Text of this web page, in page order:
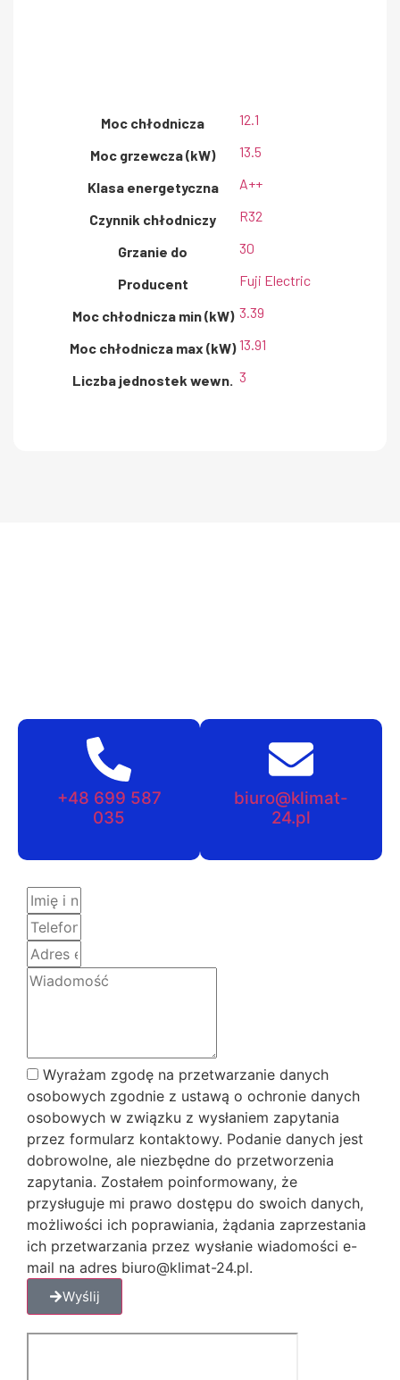
Moc chłodnicza 12.1
Moc grzewcza (kW) 13.5
Klasa energetyczna A++
Czynnik chłodniczy R32
Grzanie do 30
Producent Fuji Electric
Moc chłodnicza min (kW) 3.39
Moc chłodnicza max (kW) 13.91
Liczba jednostek wewn. 3
+48 699 587
035
biuro@klimat-
24.pl
Wyrażam zgodę na przetwarzanie danych
osobowych zgodnie z ustawą o ochronie danych
osobowych w związku z wysłaniem zapytania
przez formularz kontaktowy. Podanie danych jest
dobrowolne, ale niezbędne do przetworzenia
zapytania. Zostałem poinformowany, że
przysługuje mi prawo dostępu do swoich danych,
możliwości ich poprawiania, żądania zaprzestania
ich przetwarzania przez wysłanie wiadomości e-
mail na adres biuro@klimat-24.pl.
Wyślij